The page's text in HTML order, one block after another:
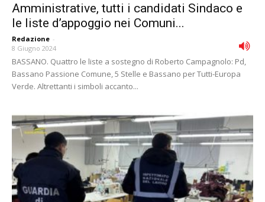
Amministrative, tutti i candidati Sindaco e
le liste d’appoggio nei Comuni...
Redazione -
8 Giugno 2024
BASSANO. Quattro le liste a sostegno di Roberto Campagnolo: Pd,
Bassano Passione Comune, 5 Stelle e Bassano per Tutti-Europa
Verde. Altrettanti i simboli accanto...